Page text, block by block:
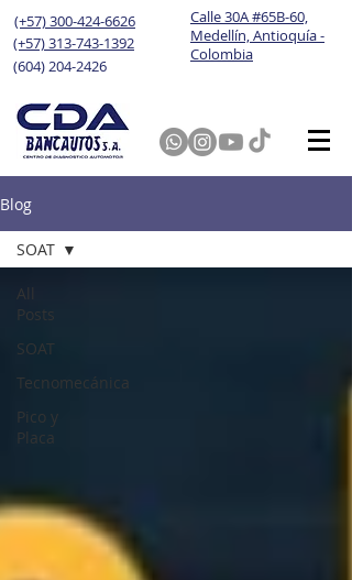
(+57) 300-424-6626
(+57) 313-743-1392
(604) 204-2426
Calle 30A #65B-60,
Medellín, Antioquía -
Colombia
Blog
All
Posts
SOAT
Tecnomecánica
Pico y
Placa
SOAT